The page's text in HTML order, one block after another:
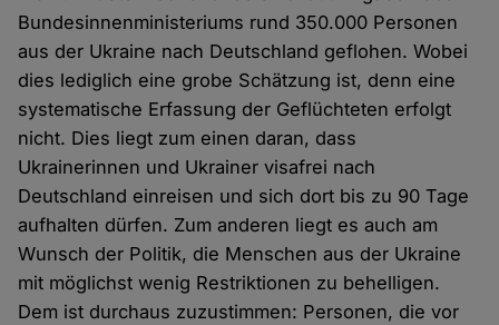
Bundesinnenministeriums rund 350.000 Personen
aus der Ukraine nach Deutschland geflohen. Wobei
dies lediglich eine grobe Schätzung ist, denn eine
systematische Erfassung der Geflüchteten erfolgt
nicht. Dies liegt zum einen daran, dass
Ukrainerinnen und Ukrainer visafrei nach
Deutschland einreisen und sich dort bis zu 90 Tage
aufhalten dürfen. Zum anderen liegt es auch am
Wunsch der Politik, die Menschen aus der Ukraine
mit möglichst wenig Restriktionen zu behelligen.
Dem ist durchaus zuzustimmen: Personen, die vor